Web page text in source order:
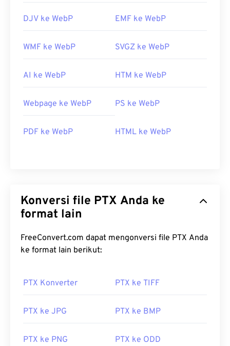
DJV ke WebP EMF ke WebP
WMF ke WebP SVGZ ke WebP
AI ke WebP HTM ke WebP
Webpage ke WebP PS ke WebP
PDF ke WebP HTML ke WebP
Konversi file PTX Anda ke
format lain
FreeConvert.com dapat mengonversi file PTX Anda
ke format lain berikut:
PTX Konverter PTX ke TIFF
PTX ke JPG PTX ke BMP
PTX ke PNG PTX ke ODD